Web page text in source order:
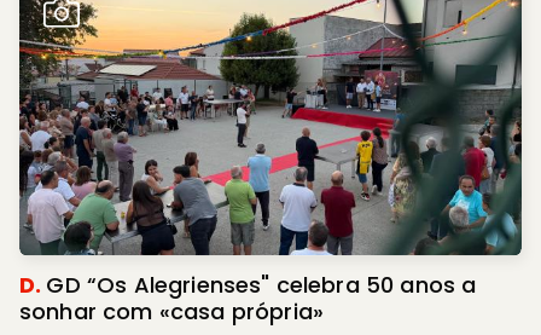
D. GD “Os Alegrienses" celebra 50 anos a
sonhar com «casa própria»